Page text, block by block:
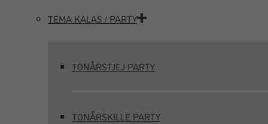
TEMA KALAS / PARTY
TONÅRSTJEJ PARTY
TONÅRSKILLE PARTY